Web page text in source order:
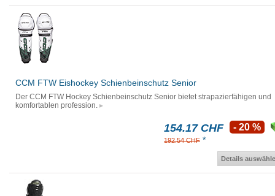
CCM FTW Eishockey Schienbeinschutz Senior
Der CCM FTW Hockey Schienbeinschutz Senior bietet strapazierfähigen und
komfortablen profession.
154.17 CHF
192.54 CHF *
- 20 %
Details